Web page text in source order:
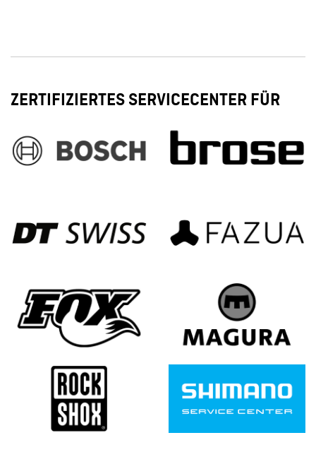
ZERTIFIZIERTES SERVICECENTER FÜR